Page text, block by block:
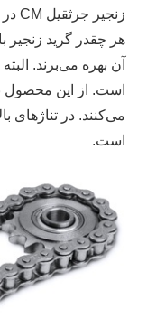
هر چقدر گرید زنجیر
می‌کنند. در تناژ‌های
است.